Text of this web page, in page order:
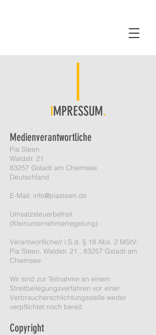
IMPRESSUM.
Medienverantwortliche
Pia Steen
Waldstr. 21
83257 Gstadt am Chiemsee
Deutschland
E-Mail: info@piasteen.de
Umsatzsteuerbefreit
(Kleinunternehmerregelung)
Verantwortliche/r i.S.d. § 18 Abs. 2 MStV:
Pia Steen, Waldstr. 21 , 83257 Gstadt am
Chiemsee
Wir sind zur Teilnahme an einem
Streitbeilegungsverfahren vor einer
Verbraucherschlichtungsstelle weder
verpflichtet noch bereit.
Copyright